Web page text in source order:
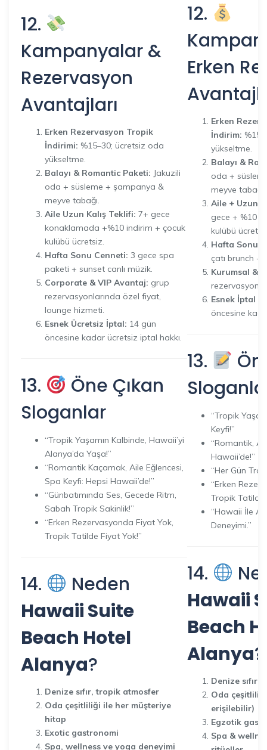
12.
Kampanyalar &
Rezervasyon
Avantajları
Erken Rezervasyon Tropik
İndirimi: %15–30; ücretsiz oda
yükseltme.
Balayı & Romantic Paketi: Jakuzili
oda + süsleme + şampanya &
meyve tabağı.
Aile Uzun Kalış Teklifi: 7+ gece
konaklamada +%10 indirim + çocuk
kulübü ücretsiz.
Hafta Sonu Cenneti: 3 gece spa
paketi + sunset canlı müzik.
Corporate & VIP Avantaj: grup
rezervasyonlarında özel fiyat,
lounge hizmeti.
Esnek Ücretsiz İptal: 14 gün
öncesine kadar ücretsiz iptal hakkı.
13.
Öne Çıkan
Sloganlar
“Tropik Yaşamın Kalbinde, Hawaii’yi
Alanya’da Yaşa!”
“Romantik Kaçamak, Aile Eğlencesi,
Spa Keyfi: Hepsi Hawaii’de!”
“Günbatımında Ses, Gecede Ritm,
Sabah Tropik Sakinlik!”
“Erken Rezervasyonda Fiyat Yok,
Tropik Tatilde Fiyat Yok!”
14.
Neden
Hawaii Suite
Beach Hotel
Alanya?
Denize sıfır, tropik atmosfer
Oda çeşitliliği ile her müşteriye
hitap
Exotic gastronomi
Spa, wellness ve yoga deneyimi
12.
Erken
Erken
İndirim:
yükseltme.
Balayı &
oda +
meyve tabağı.
Aile + Uzun
gece + %10
kulübü
Hafta Sonu
çatı brunch +
Kurumsal &
Esnek İptal
öncesine
13.
“Tropik
Keyfi!”
“Romantik,
Hawaii’de!”
“Her Gün
“Erken
Tropik Tatilde
“Hawaii İle
Deneyimi.”
14.
Hawaii
Beach
Alanya?
Denize sıfır
Oda
erişilebilir)
Egzotik
Spa &